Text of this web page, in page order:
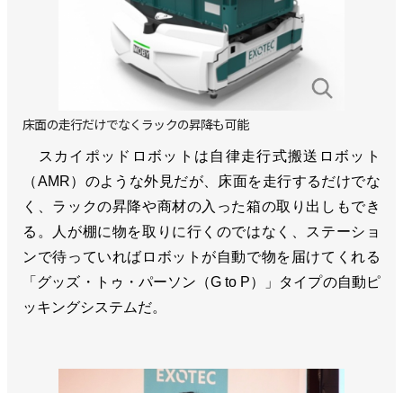
床面の走行だけでなくラックの昇降も可能
スカイポッドロボットは自律走行式搬送ロボット
（AMR）のような外見だが、床面を走行するだけでな
く、ラックの昇降や商材の入った箱の取り出しもでき
る。人が棚に物を取りに行くのではなく、ステーショ
ンで待っていればロボットが自動で物を届けてくれる
「グッズ・トゥ・パーソン（G to P）」タイプの自動ピ
ッキングシステムだ。